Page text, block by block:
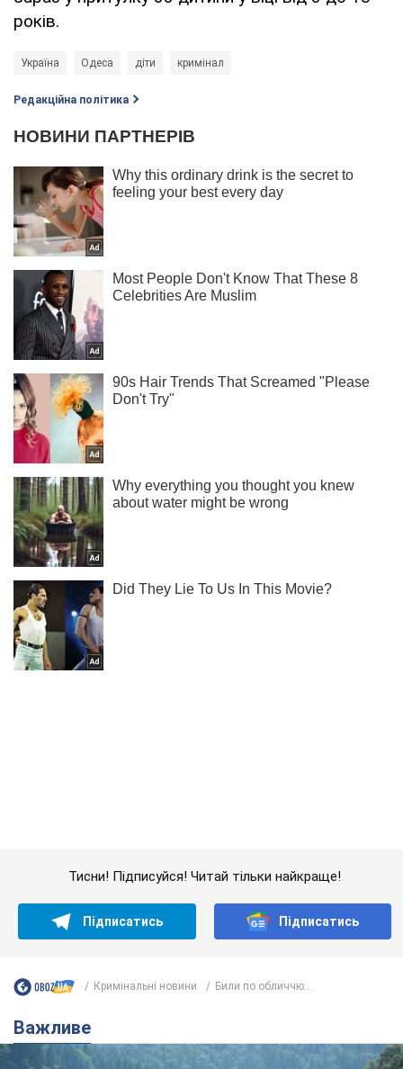
років.
Україна Одеса діти кримінал
Редакційна політика